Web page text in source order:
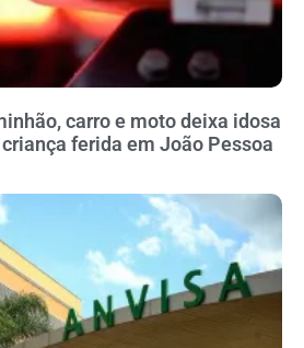
carro e moto deixa idosa
ferida em João Pessoa